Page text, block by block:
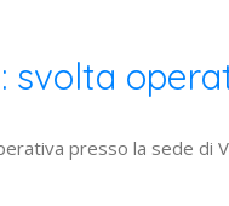
svolta
presso la sede di